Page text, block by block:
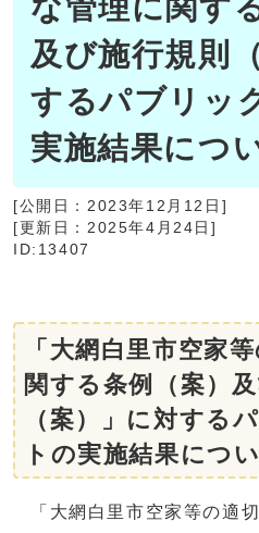
な管理に関す
及び施行規則
するパブリッ
実施結果につ
[公開日： 2023年12月12日 ]
[更新日： 2025年4月24日 ]
ID:13407
「大網白里市空家
関する条例（案）
（案）」に対する
トの実施結果につ
「大網白里市空家等の適